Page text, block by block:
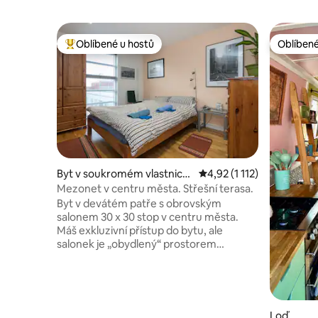
Nejlepší v kategorii Oblíbené u hostů
Oblíbené u hostů
Byt v soukromém vlastnictv
í
Průměrné hodnocení
4,92 (1 112)
Mezonet v centru města. Střešní terasa.
Byt v devátém patře s obrovským
salonem 30 x 30 stop v centru města.
Máš exkluzivní přístup do bytu, ale
salonek je „obydlený“ prostorem